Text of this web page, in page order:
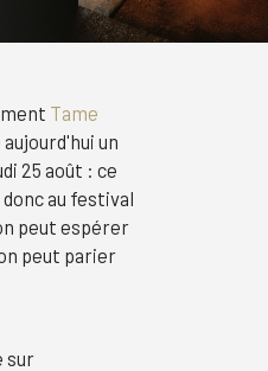
Tame
un
25 août : ce
au festival
peut espérer
peut parier
sur